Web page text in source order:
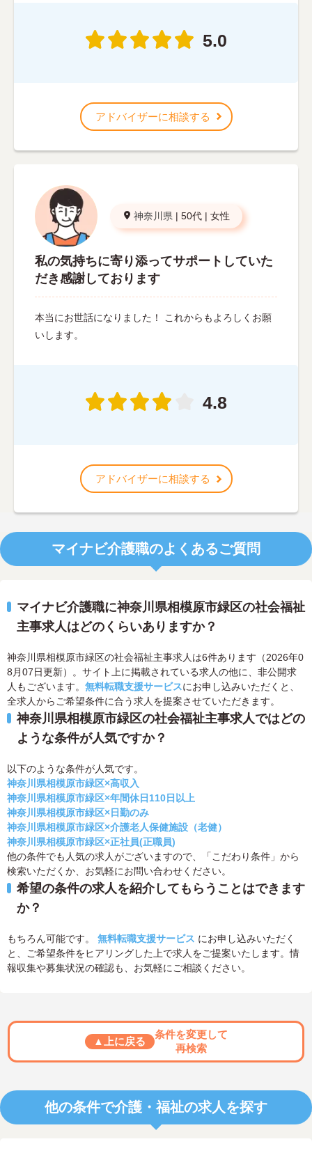
5.0
アドバイザーに相談する
神奈川県 | 50代 | 女性
私の気持ちに寄り添ってサポートしていた
だき感謝しております
本当にお世話になりました！ これからもよろしくお願
いします。
4.8
アドバイザーに相談する
マイナビ介護職のよくあるご質問
マイナビ介護職に神奈川県相模原市緑区の社会福祉
主事求人はどのくらいありますか？
神奈川県相模原市緑区の社会福祉主事求人は6件あります（2026年0
8月07日更新）。サイト上に掲載されている求人の他に、非公開求
人もございます。 無料転職支援サービスにお申し込みいただくと、
全求人からご希望条件に合う求人を提案させていただきます。
神奈川県相模原市緑区の社会福祉主事求人ではどの
ような条件が人気ですか？
以下のような条件が人気です。
神奈川県相模原市緑区×高収入
神奈川県相模原市緑区×年間休日110日以上
神奈川県相模原市緑区×日勤のみ
神奈川県相模原市緑区×介護老人保健施設（老健）
神奈川県相模原市緑区×正社員(正職員)
他の条件でも人気の求人がございますので、「こだわり条件」から
検索いただくか、お気軽にお問い合わせください。
希望の条件の求人を紹介してもらうことはできます
か？
もちろん可能です。 無料転職支援サービス にお申し込みいただく
と、ご希望条件をヒアリングした上で求人をご提案いたします。情
報収集や募集状況の確認も、お気軽にご相談ください。
▲上に戻る
条件を変更して
再検索
他の条件で介護・福祉の求人を探す